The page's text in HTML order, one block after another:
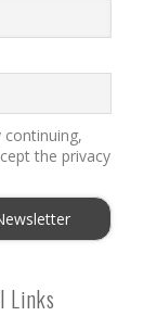
continuing,
the privacy
Links